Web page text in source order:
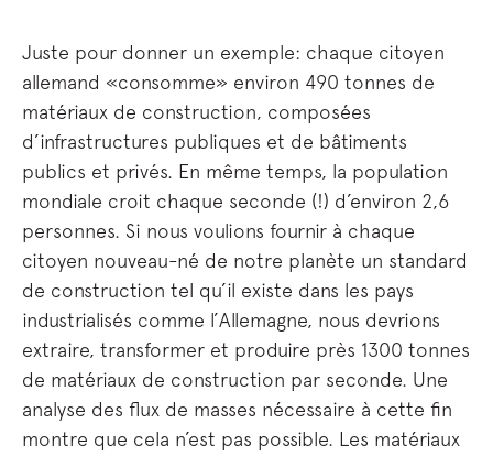
Juste pour donner un exemple: chaque citoyen
allemand «consomme» environ 490 tonnes de
matériaux de construction, composées
d’infrastructures publiques et de bâtiments
publics et privés. En même temps, la population
mondiale croit chaque seconde (!) d’environ 2,6
personnes. Si nous voulions fournir à chaque
citoyen nouveau-né de notre planète un standard
de construction tel qu’il existe dans les pays
industrialisés comme l’Allemagne, nous devrions
extraire, transformer et produire près 1300 tonnes
de matériaux de construction par seconde. Une
analyse des flux de masses nécessaire à cette fin
montre que cela n’est pas possible. Les matériaux